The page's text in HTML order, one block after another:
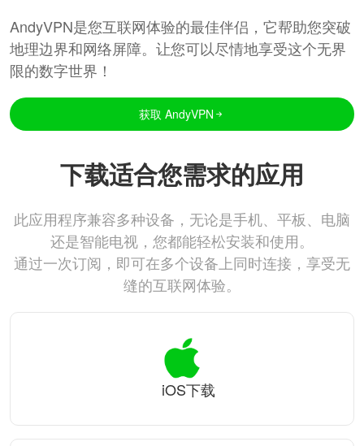
AndyVPN是您互联网体验的最佳伴侣，它帮助您突破
地理边界和网络屏障。让您可以尽情地享受这个无界
限的数字世界！
获取 AndyVPN
下载适合您需求的应用
此应用程序兼容多种设备，无论是手机、平板、电脑
还是智能电视，您都能轻松安装和使用。
通过一次订阅，即可在多个设备上同时连接，享受无
缝的互联网体验。
iOS下载